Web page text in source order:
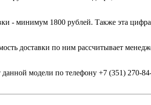
- минимум 1800 рублей. Также эта
доставки по ним рассчитывает
модели по телефону +7 (351)